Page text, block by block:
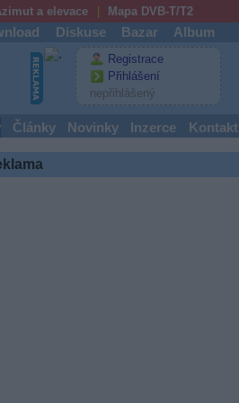
a elevace Mapa DVB-T/T2
Diskuse Bazar Album
Registrace
Přihlášení
nepřihlášený
Články Novinky Inzerce Kontakt